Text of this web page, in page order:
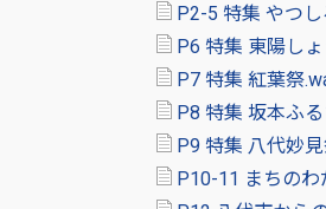
P2-5 特集 やつ
P6 特集 東陽し
P7 特集 紅葉祭
P8 特集 坂本ふ
P9 特集 八代妙
P10-11 まちのわ